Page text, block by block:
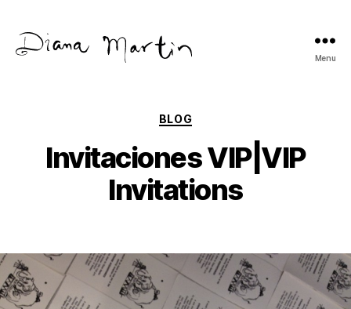
Menu
Categories
BLOG
Invitaciones VIP|VIP
Invitations